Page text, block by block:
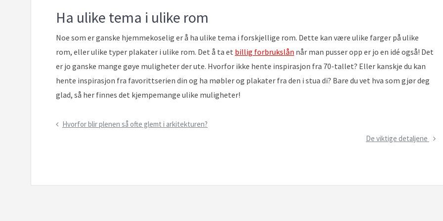
Ha ulike tema i ulike rom
Noe som er ganske hjemmekoselig er å ha ulike tema i forskjellige rom. Dette kan være ulike farger på ulike
rom, eller ulike typer plakater i ulike rom. Det å ta et billig forbrukslån når man pusser opp er jo en idé også! Det
er jo ganske mange gøye muligheter der ute. Hvorfor ikke hente inspirasjon fra 70-tallet? Eller kanskje du kan
hente inspirasjon fra favorittserien din og ha møbler og plakater fra den i stua di? Bare du vet hva som gjør deg
glad, så her finnes det kjempemange ulike muligheter!
Innleggsnavigering
Previous
Hvorfor blir plenen så ofte glemt i arkitekturen?
Next
De viktige detaljene